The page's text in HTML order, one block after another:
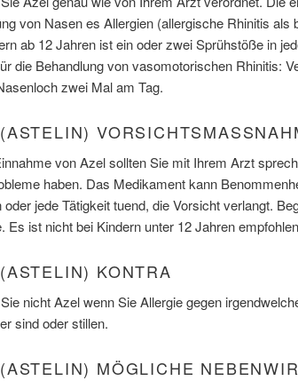
von Nasen es Allergien (allergische Rhinitis als
ab 12 Jahren ist ein oder zwei Sprühstöße in
die Behandlung von vasomotorischen Rhinitis:
zwei Mal am Tag.
von Azel sollten Sie mit Ihrem Arzt
haben. Das Medikament kann
oder jede Tätigkeit tuend, die Vorsicht verlangt.
Es ist nicht bei Kindern unter 12 Jahren
KONTRA
nicht Azel wenn Sie Allergie gegen
sind oder stillen.
MÖGLICHE